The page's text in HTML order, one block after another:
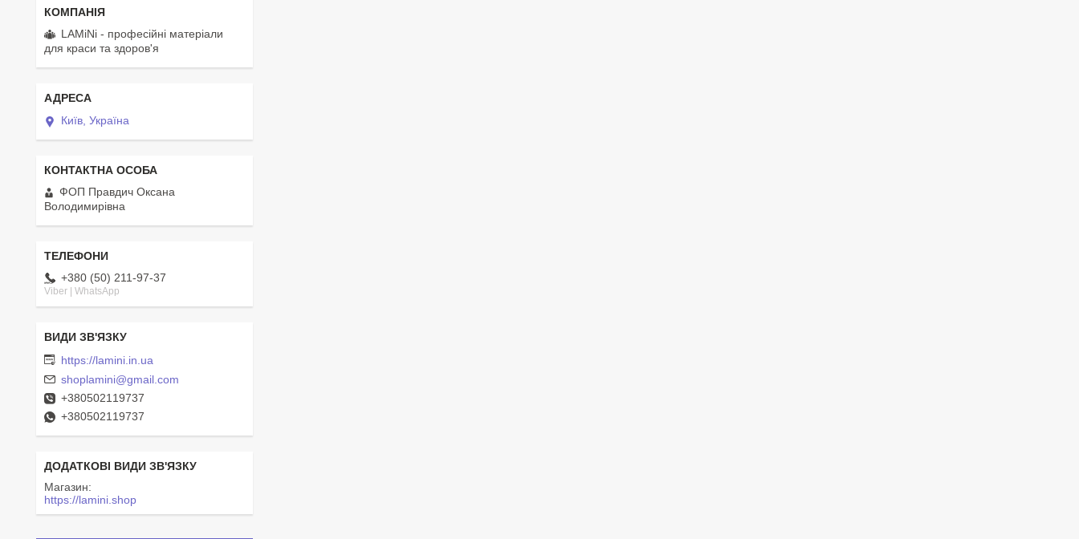
LAMiNi - професійні матеріали
для краси та здоров'я
Київ, Україна
ФОП Правдич Оксана
Володимирівна
+380 (50) 211-97-37
Viber | WhatsApp
https://lamini.in.ua
shoplamini@gmail.com
+380502119737
+380502119737
Магазин
https://lamini.shop